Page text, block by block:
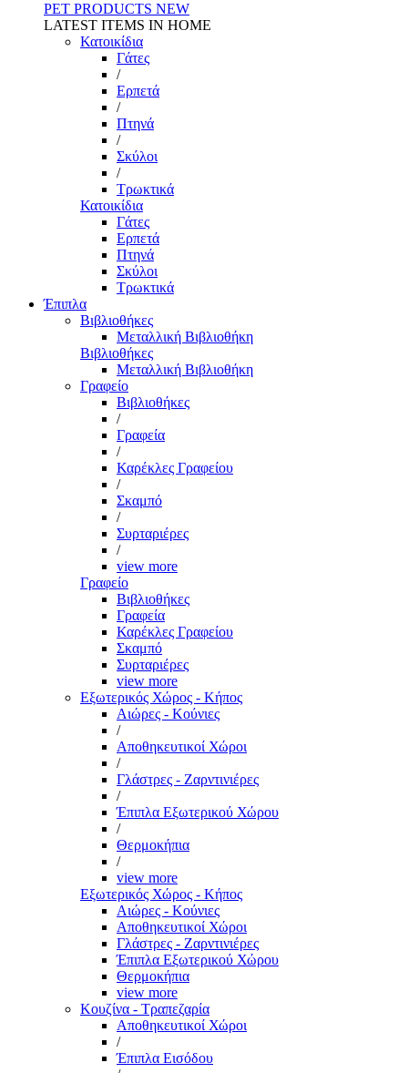
PET PRODUCTS NEW
LATEST ITEMS IN HOME
Κατοικίδια
Γάτες
/
Ερπετά
/
Πτηνά
/
Σκύλοι
/
Τρωκτικά
Κατοικίδια
Γάτες
Ερπετά
Πτηνά
Σκύλοι
Τρωκτικά
Έπιπλα
Βιβλιοθήκες
Μεταλλική Βιβλιοθήκη
Βιβλιοθήκες
Μεταλλική Βιβλιοθήκη
Γραφείο
Βιβλιοθήκες
/
Γραφεία
/
Καρέκλες Γραφείου
/
Σκαμπό
/
Συρταριέρες
/
view more
Γραφείο
Βιβλιοθήκες
Γραφεία
Καρέκλες Γραφείου
Σκαμπό
Συρταριέρες
view more
Εξωτερικός Χώρος - Κήπος
Αιώρες - Κούνιες
/
Αποθηκευτικοί Χώροι
/
Γλάστρες - Ζαρντινιέρες
/
Έπιπλα Εξωτερικού Χώρου
/
Θερμοκήπια
/
view more
Εξωτερικός Χώρος - Κήπος
Αιώρες - Κούνιες
Αποθηκευτικοί Χώροι
Γλάστρες - Ζαρντινιέρες
Έπιπλα Εξωτερικού Χώρου
Θερμοκήπια
view more
Κουζίνα - Τραπεζαρία
Αποθηκευτικοί Χώροι
/
Έπιπλα Εισόδου